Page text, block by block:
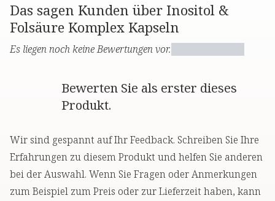
Das sagen Kunden über Inositol &
Folsäure Komplex Kapseln
Es liegen noch keine Bewertungen vor.
Bewerten Sie als erster dieses
Produkt.
Wir sind gespannt auf Ihr Feedback. Schreiben Sie Ihre
Erfahrungen zu diesem Produkt und helfen Sie anderen
bei der Auswahl. Wenn Sie Fragen oder Anmerkungen
zum Beispiel zum Preis oder zur Lieferzeit haben, kann